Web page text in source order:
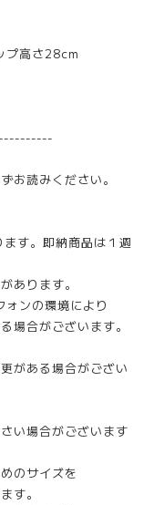
プ高さ28cm
お読みください。
す。即納商品は１週
あります。
ォンの環境により
場合がございます。
がある場合がござい
い場合がございます
のサイズを
す。